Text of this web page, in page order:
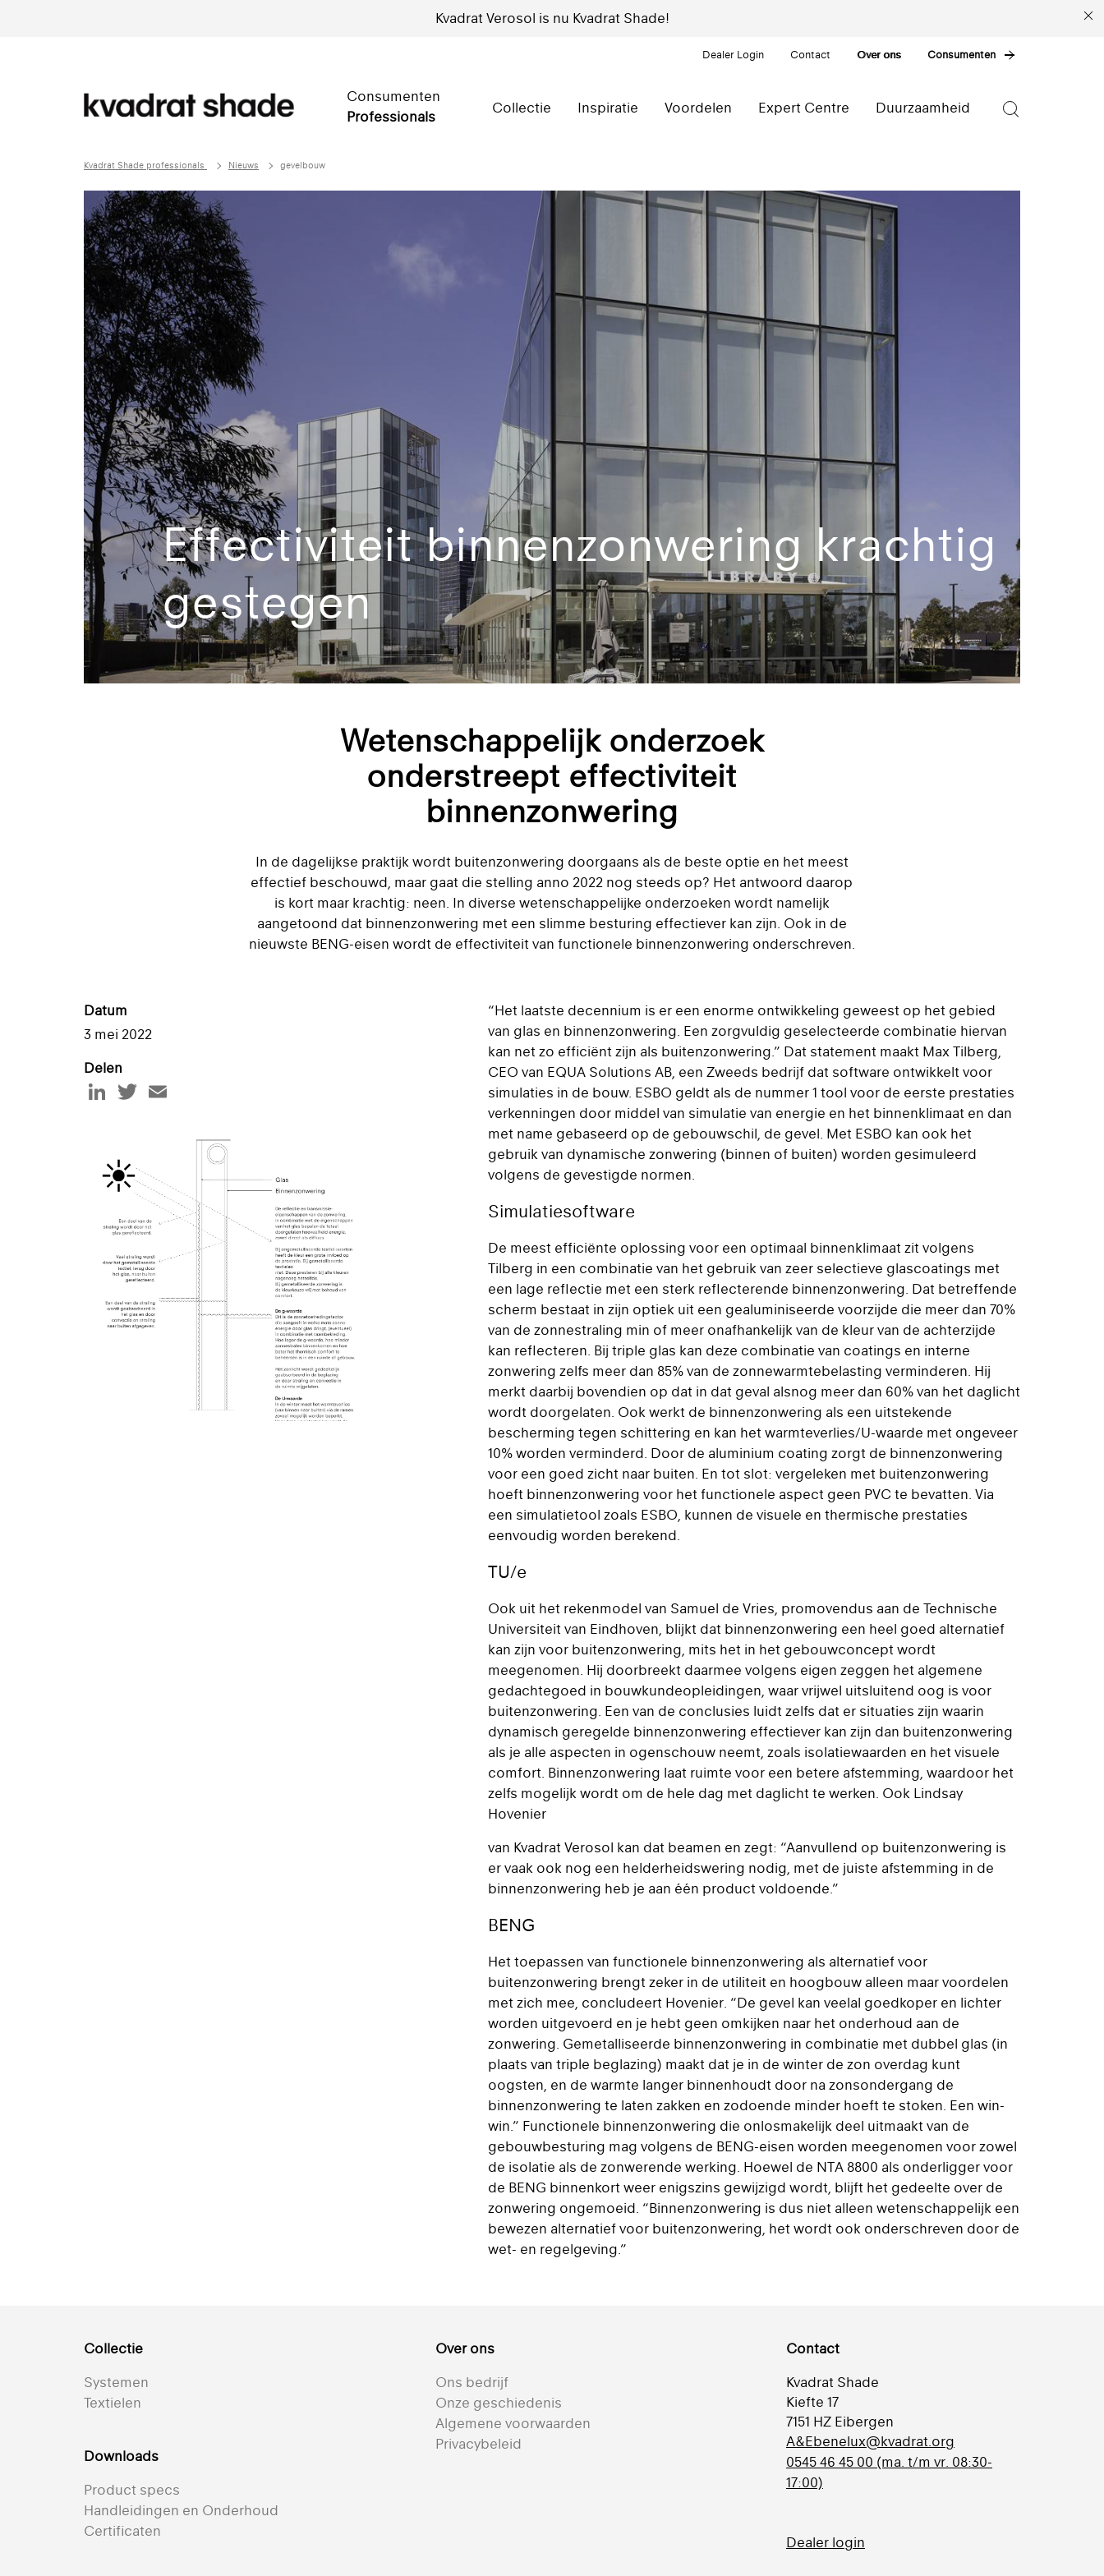
Kvadrat Verosol is nu Kvadrat Shade!
Dealer Login Contact Over ons Consumenten
Consumenten
Professionals
Collectie Inspiratie Voordelen Expert Centre Duurzaamheid
Kvadrat Shade professionals Nieuws gevelbouw
Effectiviteit binnenzonwering krachtig
gestegen
Wetenschappelijk onderzoek
onderstreept effectiviteit
binnenzonwering
In de dagelijkse praktijk wordt buitenzonwering doorgaans als de beste optie en het meest
effectief beschouwd, maar gaat die stelling anno 2022 nog steeds op? Het antwoord daarop
is kort maar krachtig: neen. In diverse wetenschappelijke onderzoeken wordt namelijk
aangetoond dat binnenzonwering met een slimme besturing effectiever kan zijn. Ook in de
nieuwste BENG-eisen wordt de effectiviteit van functionele binnenzonwering onderschreven.
Datum
3 mei 2022
Delen
“Het laatste decennium is er een enorme ontwikkeling geweest op het gebied
van glas en binnenzonwering. Een zorgvuldig geselecteerde combinatie hiervan
kan net zo efficiënt zijn als buitenzonwering.” Dat statement maakt Max Tilberg,
CEO van EQUA Solutions AB, een Zweeds bedrijf dat software ontwikkelt voor
simulaties in de bouw. ESBO geldt als de nummer 1 tool voor de eerste prestaties
verkenningen door middel van simulatie van energie en het binnenklimaat en dan
met name gebaseerd op de gebouwschil, de gevel. Met ESBO kan ook het
gebruik van dynamische zonwering (binnen of buiten) worden gesimuleerd
volgens de gevestigde normen.
Simulatiesoftware
De meest efficiënte oplossing voor een optimaal binnenklimaat zit volgens
Tilberg in een combinatie van het gebruik van zeer selectieve glascoatings met
een lage reflectie met een sterk reflecterende binnenzonwering. Dat betreffende
scherm bestaat in zijn optiek uit een gealuminiseerde voorzijde die meer dan 70%
van de zonnestraling min of meer onafhankelijk van de kleur van de achterzijde
kan reflecteren. Bij triple glas kan deze combinatie van coatings en interne
zonwering zelfs meer dan 85% van de zonnewarmtebelasting verminderen. Hij
merkt daarbij bovendien op dat in dat geval alsnog meer dan 60% van het daglicht
wordt doorgelaten. Ook werkt de binnenzonwering als een uitstekende
bescherming tegen schittering en kan het warmteverlies/U-waarde met ongeveer
10% worden verminderd. Door de aluminium coating zorgt de binnenzonwering
voor een goed zicht naar buiten. En tot slot: vergeleken met buitenzonwering
hoeft binnenzonwering voor het functionele aspect geen PVC te bevatten. Via
een simulatietool zoals ESBO, kunnen de visuele en thermische prestaties
eenvoudig worden berekend.
TU/e
Ook uit het rekenmodel van Samuel de Vries, promovendus aan de Technische
Universiteit van Eindhoven, blijkt dat binnenzonwering een heel goed alternatief
kan zijn voor buitenzonwering, mits het in het gebouwconcept wordt
meegenomen. Hij doorbreekt daarmee volgens eigen zeggen het algemene
gedachtegoed in bouwkundeopleidingen, waar vrijwel uitsluitend oog is voor
buitenzonwering. Een van de conclusies luidt zelfs dat er situaties zijn waarin
dynamisch geregelde binnenzonwering effectiever kan zijn dan buitenzonwering
als je alle aspecten in ogenschouw neemt, zoals isolatiewaarden en het visuele
comfort. Binnenzonwering laat ruimte voor een betere afstemming, waardoor het
zelfs mogelijk wordt om de hele dag met daglicht te werken. Ook Lindsay
Hovenier
van Kvadrat Verosol kan dat beamen en zegt: “Aanvullend op buitenzonwering is
er vaak ook nog een helderheidswering nodig, met de juiste afstemming in de
binnenzonwering heb je aan één product voldoende.”
BENG
Het toepassen van functionele binnenzonwering als alternatief voor
buitenzonwering brengt zeker in de utiliteit en hoogbouw alleen maar voordelen
met zich mee, concludeert Hovenier. “De gevel kan veelal goedkoper en lichter
worden uitgevoerd en je hebt geen omkijken naar het onderhoud aan de
zonwering. Gemetalliseerde binnenzonwering in combinatie met dubbel glas (in
plaats van triple beglazing) maakt dat je in de winter de zon overdag kunt
oogsten, en de warmte langer binnenhoudt door na zonsondergang de
binnenzonwering te laten zakken en zodoende minder hoeft te stoken. Een win-
win.” Functionele binnenzonwering die onlosmakelijk deel uitmaakt van de
gebouwbesturing mag volgens de BENG-eisen worden meegenomen voor zowel
de isolatie als de zonwerende werking. Hoewel de NTA 8800 als onderligger voor
de BENG binnenkort weer enigszins gewijzigd wordt, blijft het gedeelte over de
zonwering ongemoeid. “Binnenzonwering is dus niet alleen wetenschappelijk een
bewezen alternatief voor buitenzonwering, het wordt ook onderschreven door de
wet- en regelgeving.”
Collectie
Systemen
Textielen
Downloads
Product specs
Handleidingen en Onderhoud
Certificaten
Over ons
Ons bedrijf
Onze geschiedenis
Algemene voorwaarden
Privacybeleid
Contact
Kvadrat Shade
Kiefte 17
7151 HZ Eibergen
A&Ebenelux@kvadrat.org
0545 46 45 00 (ma. t/m vr. 08:30-
17:00)
Dealer login